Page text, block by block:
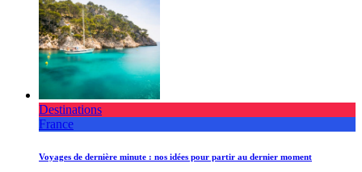
Destinations
France
Voyages de dernière minute : nos idées pour partir au dernier moment